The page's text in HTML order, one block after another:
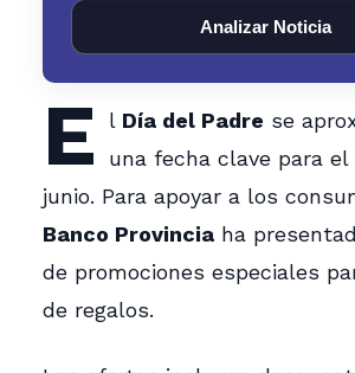
Analizar Noticia
E l Día del Padre se
una fecha clave para el
junio. Para apoyar a los
Banco Provincia ha
de promociones especiales
de regalos.